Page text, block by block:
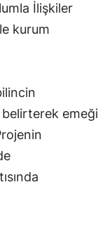
Sivas
Tunceli
Şanlıurfa
İlişkiler
kurum
belirterek emeği